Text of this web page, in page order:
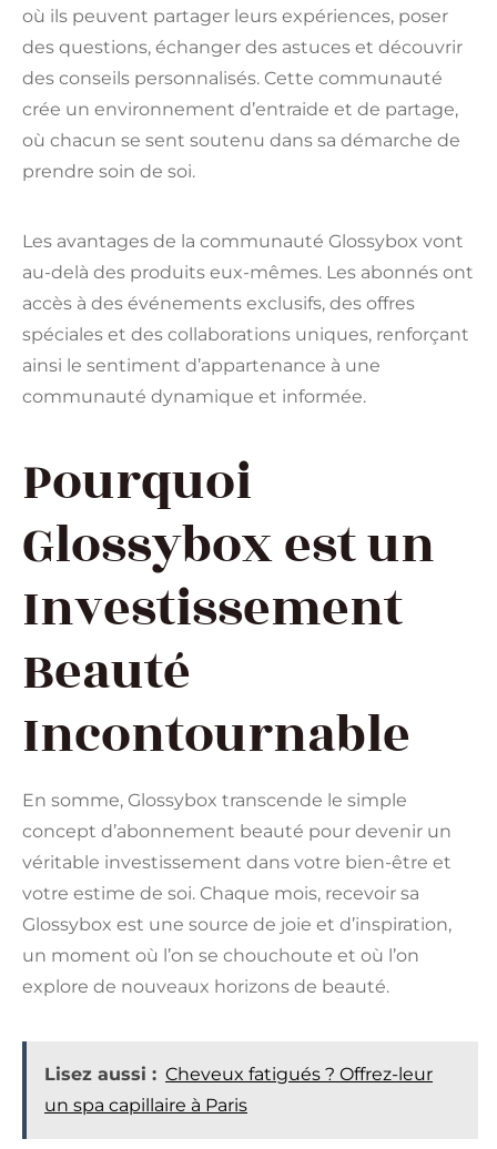
où ils peuvent partager leurs expériences, poser
des questions, échanger des astuces et découvrir
des conseils personnalisés. Cette communauté
crée un environnement d’entraide et de partage,
où chacun se sent soutenu dans sa démarche de
prendre soin de soi.
Les avantages de la communauté Glossybox vont
au-delà des produits eux-mêmes. Les abonnés ont
accès à des événements exclusifs, des offres
spéciales et des collaborations uniques, renforçant
ainsi le sentiment d’appartenance à une
communauté dynamique et informée.
Pourquoi
Glossybox est un
Investissement
Beauté
Incontournable
En somme, Glossybox transcende le simple
concept d’abonnement beauté pour devenir un
véritable investissement dans votre bien-être et
votre estime de soi. Chaque mois, recevoir sa
Glossybox est une source de joie et d’inspiration,
un moment où l’on se chouchoute et où l’on
explore de nouveaux horizons de beauté.
Lisez aussi : Cheveux fatigués ? Offrez-leur
un spa capillaire à Paris